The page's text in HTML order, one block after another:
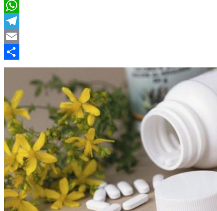
LinkedIn
WhatsApp
Telegram
Email
Compartir